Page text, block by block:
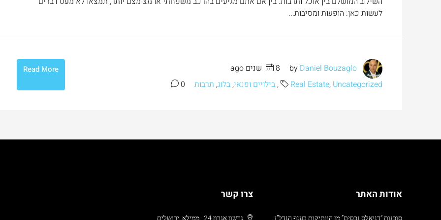
לעשות כאן: הופעות ומסיבות...
Daniel Bouzaglo
8 שנים ago
Real Estate, Uncategorized
,בילויים ופנאי,בלוג, תרבות 0
Read More
אודות האתר
סוכנות “דניאלס נכסים”,מן הוותיקות בענף הנדל”ן
צרו קשר
גרשון אגרון 24 , ממילא, ירושלים